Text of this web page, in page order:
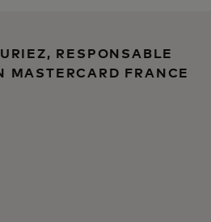
RESPONSABLE
MASTERCARD FRANCE